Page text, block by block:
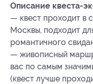
Описание квеста-
— квест проходит в
Москвы, подходит
романтичного
— живописный
вас по самым
(квест лучше